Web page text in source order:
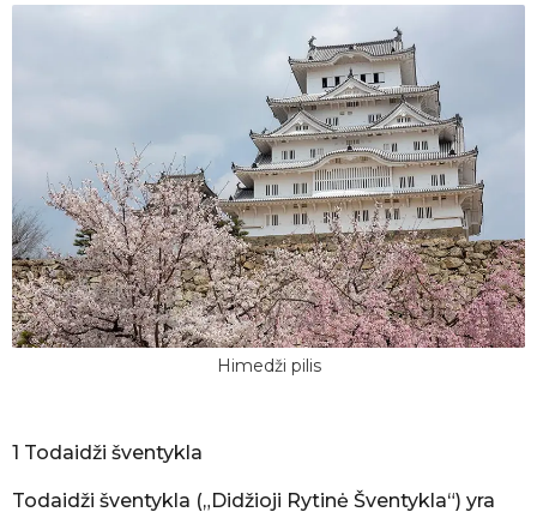
Himedži pilis
1 Todaidži šventykla
Todaidži šventykla („Didžioji Rytinė Šventykla“) yra